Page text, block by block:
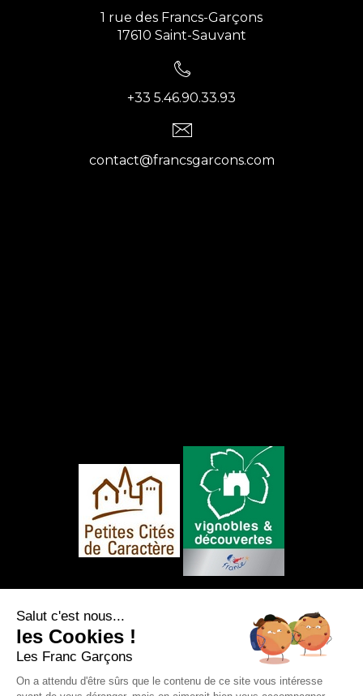
1 rue des Francs-Garçons
17610 Saint-Sauvant
+33 5.46.90.33.93
contact@francsgarcons.com
Salut c'est nous...
les Cookies !
Les Franc Garçons
On a attendu d'être sûrs que le contenu de ce site vous intéresse